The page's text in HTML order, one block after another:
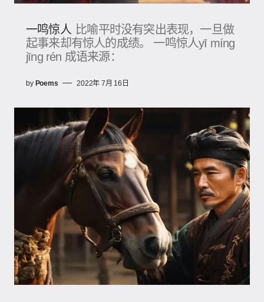
一鸣惊人 比喻平时没有突出表现，一旦做
起事来却有惊人的成绩。 一鸣惊人yī míng
jīng rén 成语来源：
by Poems 2022年 7月 16日